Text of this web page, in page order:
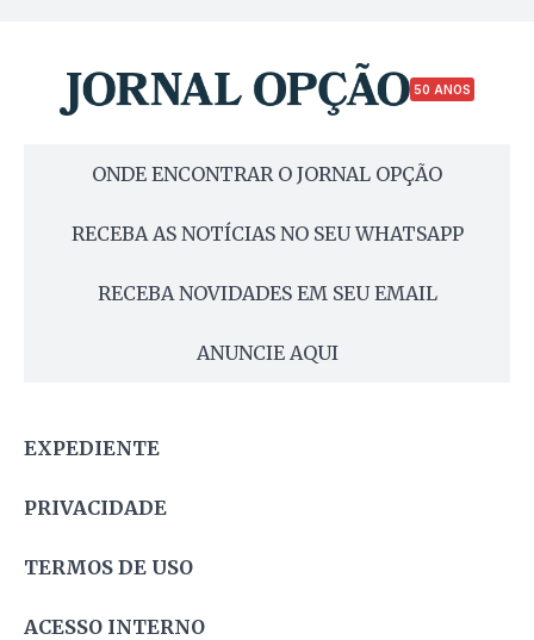
50 ANOS
ONDE ENCONTRAR O JORNAL OPÇÃO
RECEBA AS NOTÍCIAS NO SEU WHATSAPP
RECEBA NOVIDADES EM SEU EMAIL
ANUNCIE AQUI
EXPEDIENTE
PRIVACIDADE
TERMOS DE USO
ACESSO INTERNO